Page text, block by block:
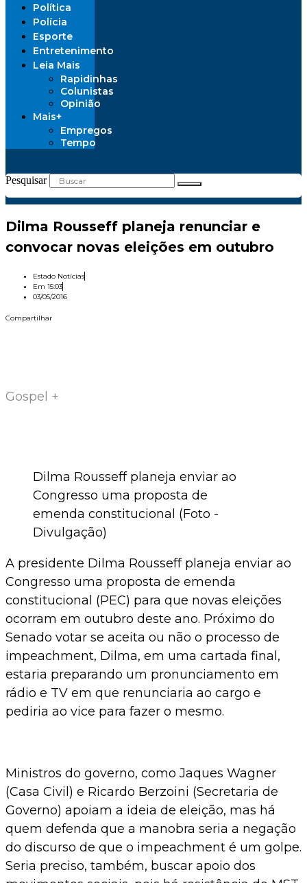
Política
Polícia
Esporte
Entretenimento
Leia Mais
Rapidinhas
Colunistas
Opinião
Mais+
Empregos
Tempo
Pesquisar
Dilma Rousseff planeja renunciar e
convocar novas eleições em outubro
Estado Notícias
Em 15:03
03/05/2016
Compartilhar
Gospel +
Dilma Rousseff planeja enviar ao
Congresso uma proposta de
emenda constitucional (Foto -
Divulgação)
A presidente Dilma Rousseff planeja enviar ao
Congresso uma proposta de emenda
constitucional (PEC) para que novas eleições
ocorram em outubro deste ano. Próximo do
Senado votar se aceita ou não o processo de
impeachment, Dilma, em uma cartada final,
estaria preparando um pronunciamento em
rádio e TV em que renunciaria ao cargo e
pediria ao vice para fazer o mesmo.
Ministros do governo, como Jaques Wagner
(Casa Civil) e Ricardo Berzoini (Secretaria de
Governo) apoiam a ideia de eleição, mas há
quem defenda que a manobra seria a negação
do discurso de que o impeachment é um golpe.
Seria preciso, também, buscar apoio dos